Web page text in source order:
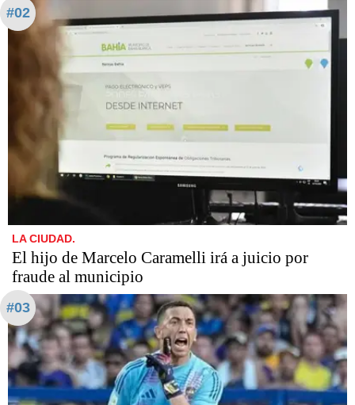
#02
LA CIUDAD.
​​​​​El hijo de Marcelo Caramelli irá a juicio por
fraude al municipio
#03